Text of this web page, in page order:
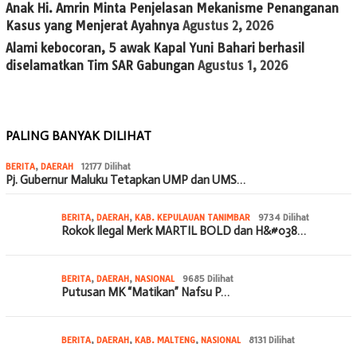
Anak Hi. Amrin Minta Penjelasan Mekanisme Penanganan
Kasus yang Menjerat Ayahnya Agustus 2, 2026
Alami kebocoran, 5 awak Kapal Yuni Bahari berhasil
diselamatkan Tim SAR Gabungan Agustus 1, 2026
PALING BANYAK DILIHAT
BERITA, DAERAH 12177 Dilihat
Pj. Gubernur Maluku Tetapkan UMP dan UMS…
BERITA, DAERAH, KAB. KEPULAUAN TANIMBAR 9734 Dilihat
Rokok Ilegal Merk MARTIL BOLD dan H&#038…
BERITA, DAERAH, NASIONAL 9685 Dilihat
Putusan MK “Matikan” Nafsu P…
BERITA, DAERAH, KAB. MALTENG, NASIONAL 8131 Dilihat